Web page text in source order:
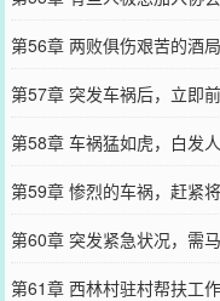
第56章 两败俱伤艰苦的酒
第57章 突发车祸后，立即
第58章 车祸猛如虎，白发
第59章 惨烈的车祸，赶紧
第60章 突发紧急状况，需
第61章 西林村驻村帮扶工